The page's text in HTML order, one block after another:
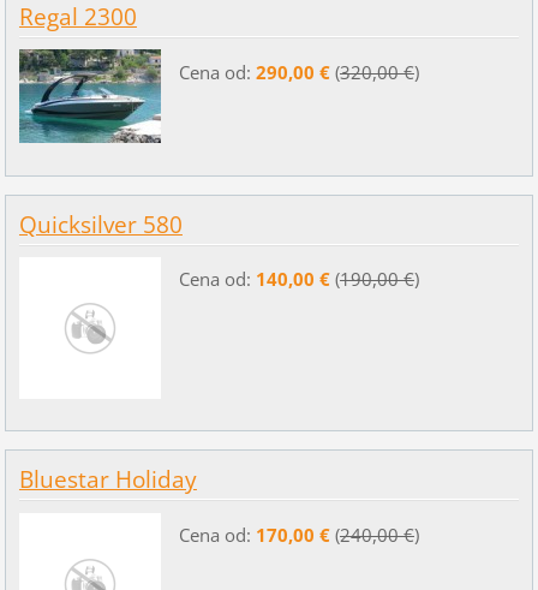
Regal 2300
Cena od: 290,00 €(320,00 €)
Quicksilver 580
Cena od: 140,00 €(190,00 €)
Bluestar Holiday
Cena od: 170,00 €(240,00 €)